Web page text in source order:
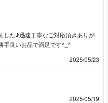
した♪迅速丁寧なご対応頂きありが
手良いお品で満足です^_^
2025/05/23
2025/05/19